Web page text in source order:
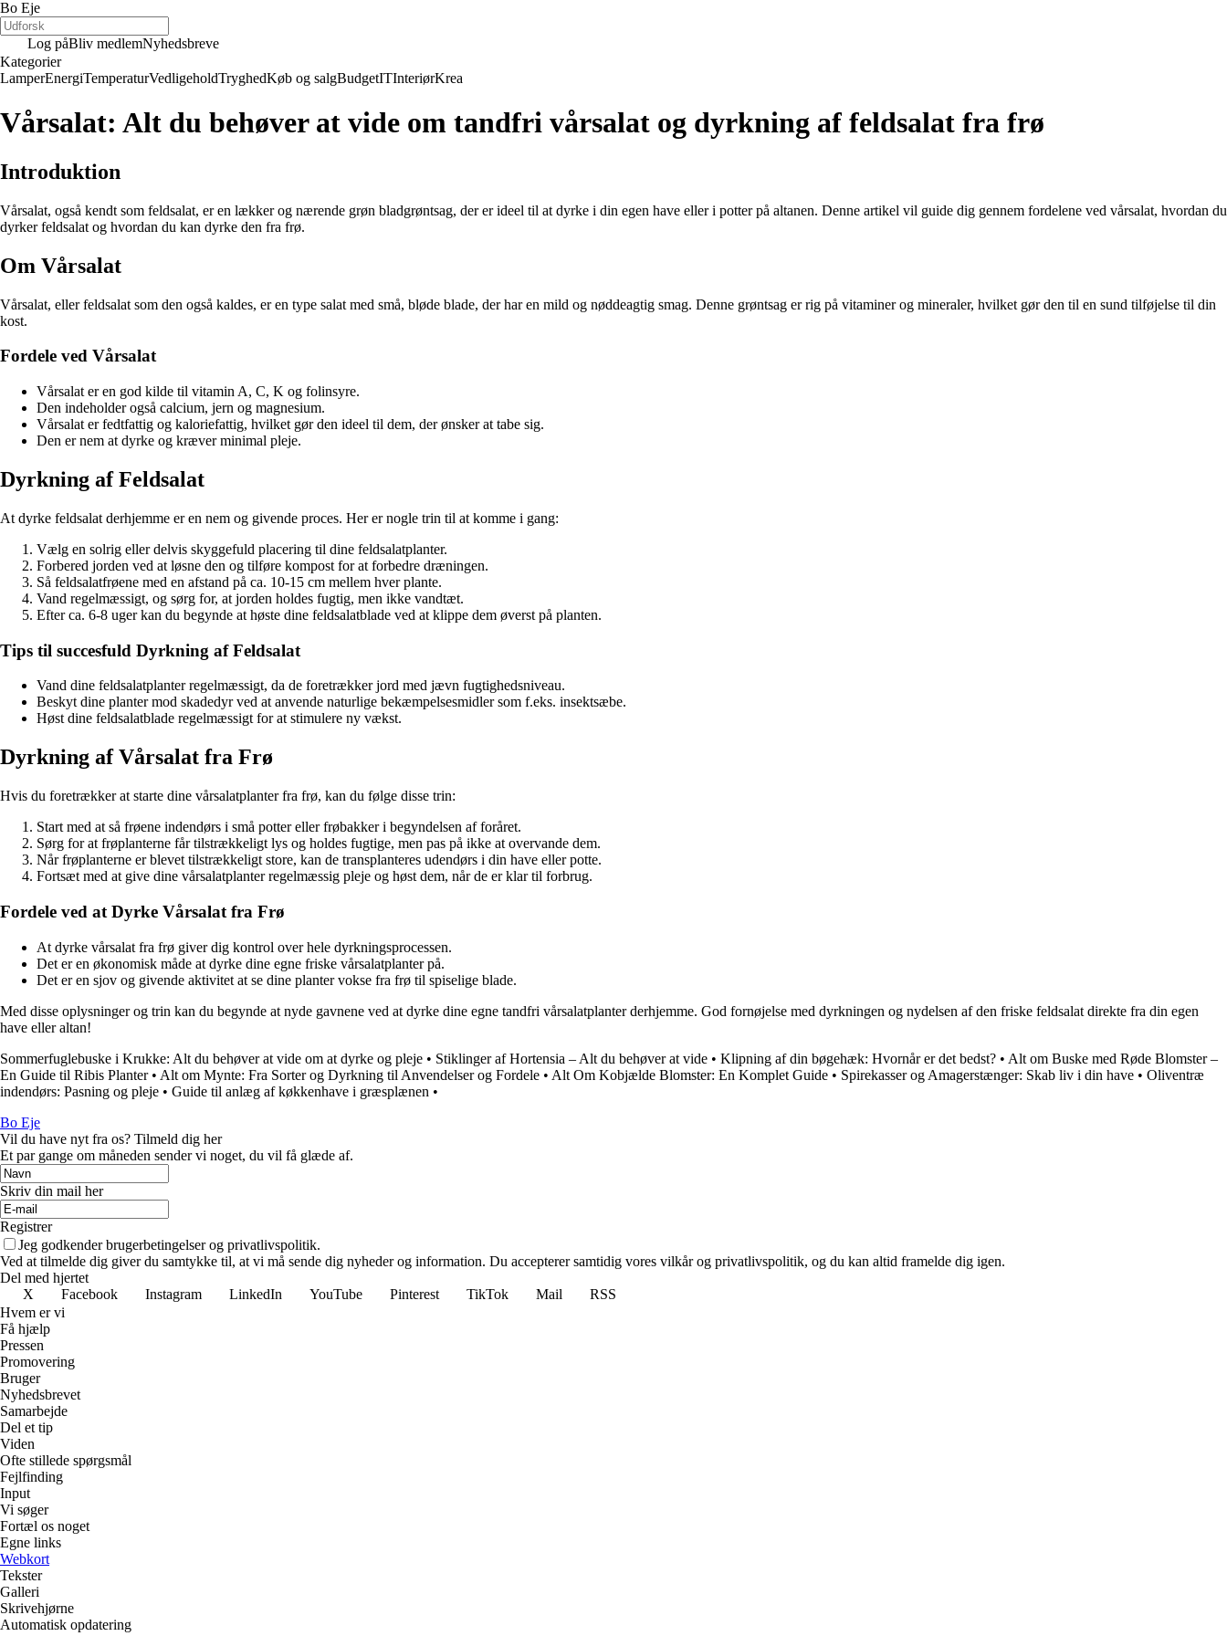
Bo Eje
Log påBliv medlemNyhedsbreve
Kategorier
LamperEnergiTemperaturVedligeholdTryghedKøb og salgBudgetITInteriørKrea
Vårsalat: Alt du behøver at vide om tandfri vårsalat og dyrkning af feldsalat fra frø
Introduktion
Vårsalat, også kendt som feldsalat, er en lækker og nærende grøn bladgrøntsag, der er ideel til at dyrke i din egen have eller i potter på altanen. Denne artikel vil guide dig gennem fordelene ved vårsalat, hvordan du
dyrker feldsalat og hvordan du kan dyrke den fra frø.
Om Vårsalat
Vårsalat, eller feldsalat som den også kaldes, er en type salat med små, bløde blade, der har en mild og nøddeagtig smag. Denne grøntsag er rig på vitaminer og mineraler, hvilket gør den til en sund tilføjelse til din
kost.
Fordele ved Vårsalat
Vårsalat er en god kilde til vitamin A, C, K og folinsyre.
Den indeholder også calcium, jern og magnesium.
Vårsalat er fedtfattig og kaloriefattig, hvilket gør den ideel til dem, der ønsker at tabe sig.
Den er nem at dyrke og kræver minimal pleje.
Dyrkning af Feldsalat
At dyrke feldsalat derhjemme er en nem og givende proces. Her er nogle trin til at komme i gang:
Vælg en solrig eller delvis skyggefuld placering til dine feldsalatplanter.
Forbered jorden ved at løsne den og tilføre kompost for at forbedre dræningen.
Så feldsalatfrøene med en afstand på ca. 10-15 cm mellem hver plante.
Vand regelmæssigt, og sørg for, at jorden holdes fugtig, men ikke vandtæt.
Efter ca. 6-8 uger kan du begynde at høste dine feldsalatblade ved at klippe dem øverst på planten.
Tips til succesfuld Dyrkning af Feldsalat
Vand dine feldsalatplanter regelmæssigt, da de foretrækker jord med jævn fugtighedsniveau.
Beskyt dine planter mod skadedyr ved at anvende naturlige bekæmpelsesmidler som f.eks. insektsæbe.
Høst dine feldsalatblade regelmæssigt for at stimulere ny vækst.
Dyrkning af Vårsalat fra Frø
Hvis du foretrækker at starte dine vårsalatplanter fra frø, kan du følge disse trin:
Start med at så frøene indendørs i små potter eller frøbakker i begyndelsen af foråret.
Sørg for at frøplanterne får tilstrækkeligt lys og holdes fugtige, men pas på ikke at overvande dem.
Når frøplanterne er blevet tilstrækkeligt store, kan de transplanteres udendørs i din have eller potte.
Fortsæt med at give dine vårsalatplanter regelmæssig pleje og høst dem, når de er klar til forbrug.
Fordele ved at Dyrke Vårsalat fra Frø
At dyrke vårsalat fra frø giver dig kontrol over hele dyrkningsprocessen.
Det er en økonomisk måde at dyrke dine egne friske vårsalatplanter på.
Det er en sjov og givende aktivitet at se dine planter vokse fra frø til spiselige blade.
Med disse oplysninger og trin kan du begynde at nyde gavnene ved at dyrke dine egne tandfri vårsalatplanter derhjemme. God fornøjelse med dyrkningen og nydelsen af den friske feldsalat direkte fra din egen
have eller altan!
Sommerfuglebuske i Krukke: Alt du behøver at vide om at dyrke og pleje • Stiklinger af Hortensia – Alt du behøver at vide • Klipning af din bøgehæk: Hvornår er det bedst? • Alt om Buske med Røde Blomster –
En Guide til Ribis Planter• Alt om Mynte: Fra Sorter og Dyrkning til Anvendelser og Fordele • Alt Om Kobjælde Blomster: En Komplet Guide • Spirekasser og Amagerstænger: Skab liv i din have • Oliventræ
indendørs: Pasning og pleje • Guide til anlæg af køkkenhave i græsplænen •
Bo Eje
Vil du have nyt fra os? Tilmeld dig her
Et par gange om måneden sender vi noget, du vil få glæde af.
Skriv din mail her
Registrer
Jeg godkender brugerbetingelser og privatlivspolitik.
Ved at tilmelde dig giver du samtykke til, at vi må sende dig nyheder og information. Du accepterer samtidig vores vilkår og privatlivspolitik, og du kan altid framelde dig igen.
Del med hjertet
X
Facebook Instagram LinkedIn YouTube Pinterest TikTok Mail
RSS
Hvem er vi
Få hjælp
Pressen
Promovering
Bruger
Nyhedsbrevet
Samarbejde
Del et tip
Viden
Ofte stillede spørgsmål
Fejlfinding
Input
Vi søger
Fortæl os noget
Egne links
Webkort
Tekster
Galleri
Skrivehjørne
Automatisk opdatering